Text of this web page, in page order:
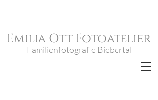
Emilia Ott Fotoatelier
Familienfotografie Biebertal